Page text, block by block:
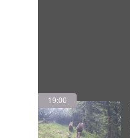
19:00